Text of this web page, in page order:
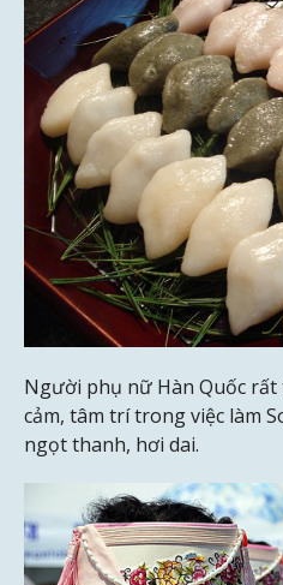
Người phụ nữ Hàn Quốc
cảm, tâm trí trong việc làm
ngọt thanh, hơi dai.